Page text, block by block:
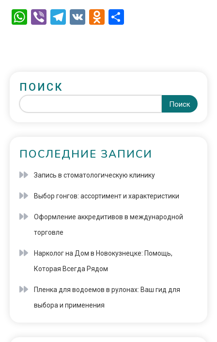
WhatsApp
ViberTelegram
VK Odnoklassniki
ПОИСК
Поиск
ПОСЛЕДНИЕ ЗАПИСИ
Запись в стоматологическую клинику
Выбор гонгов: ассортимент и характеристики
Оформление аккредитивов в международной
торговле
Нарколог на Дом в Новокузнецке: Помощь,
Которая Всегда Рядом
Пленка для водоемов в рулонах: Ваш гид для
выбора и применения